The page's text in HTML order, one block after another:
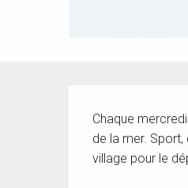
Chaque
de la mer. Sport,
village pour le